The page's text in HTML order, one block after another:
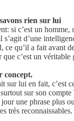
rien sur lui
si c’est un homme,
s’agit d’une
ce qu’il a fait avant
que c’est un véritable
concept.
sur lui en fait, c’est
sur son
jour une phrase plus
très reconnaissables.